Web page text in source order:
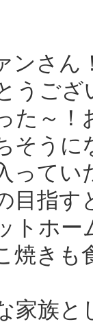
ンさん
うご
た～！
そうに
って
目指す
トホー
焼きも
家族